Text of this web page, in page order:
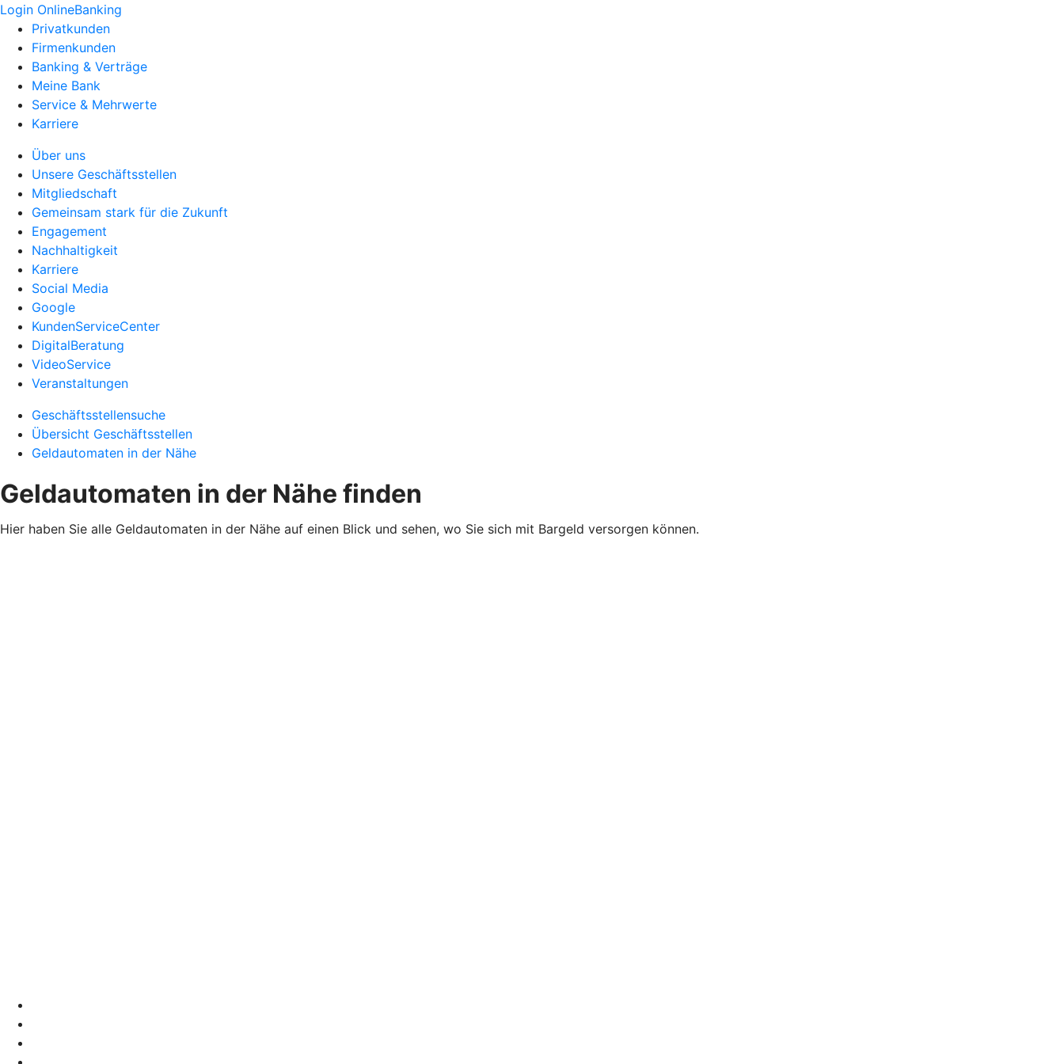
Login OnlineBanking
Privatkunden
Firmenkunden
Banking & Verträge
Meine Bank
Service & Mehrwerte
Karriere
Über uns
Unsere Geschäftsstellen
Mitgliedschaft
Gemeinsam stark für die Zukunft
Engagement
Nachhaltigkeit
Karriere
Social Media
Google
KundenServiceCenter
DigitalBeratung
VideoService
Veranstaltungen
Geschäftsstellensuche
Übersicht Geschäftsstellen
Geldautomaten in der Nähe
Geldautomaten in der Nähe finden
Hier haben Sie alle Geldautomaten in der Nähe auf einen Blick und sehen, wo Sie sich mit Bargeld versorgen können.